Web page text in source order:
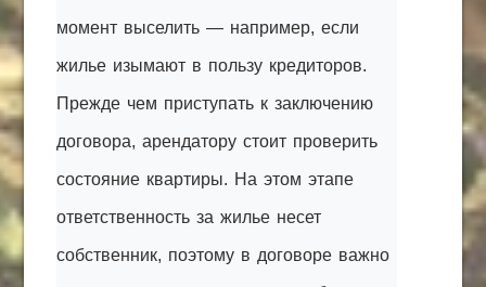
момент выселить — например, если
жилье изымают в пользу кредиторов.
Прежде чем приступать к заключению
договора, арендатору стоит проверить
состояние квартиры. На этом этапе
ответственность за жилье несет
собственник, поэтому в договоре важно